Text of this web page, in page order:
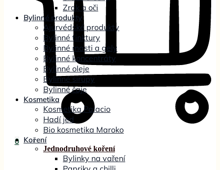
0
Zrak a oči
Bylinné produkty
Ajurvédské produkty
Bylinné tinktury
Bylinné masti a gely
Bylinné koncentráty
Bylinné oleje
Bylinné sirupy
Bylinné čaje
Kosmetika
Kosmetika Palacio
Hadí jed
Bio kosmetika Maroko
Koření
Jednodruhové koření
Bylinky na vaření